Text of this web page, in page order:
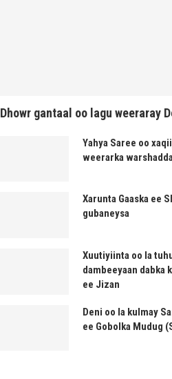
Dhowr gantaal oo lagu weeraray
Yahya Saree oo
weerarka
Xarunta Gaaska ee
gubaneysa
Xuutiyiinta oo la
dambeeyaan dabka
ee Jizan
Deni oo la kulmay
ee Gobolka Mudug